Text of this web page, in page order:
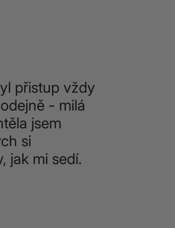
přistup vždy
- milá
jsem
si
jak mi sedí.